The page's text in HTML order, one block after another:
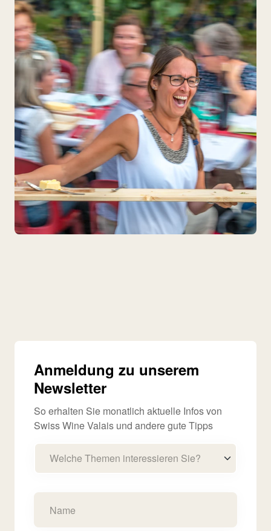
Anmeldung zu unserem
Newsletter
So erhalten Sie monatlich aktuelle Infos von
Swiss Wine Valais und andere gute Tipps
Welche Themen interessieren Sie?